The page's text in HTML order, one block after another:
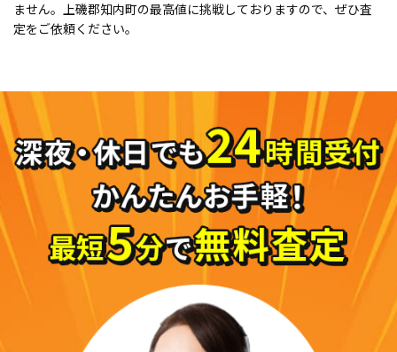
ません。上磯郡知内町の最高値に挑戦しておりますので、ぜひ査
定をご依頼ください。